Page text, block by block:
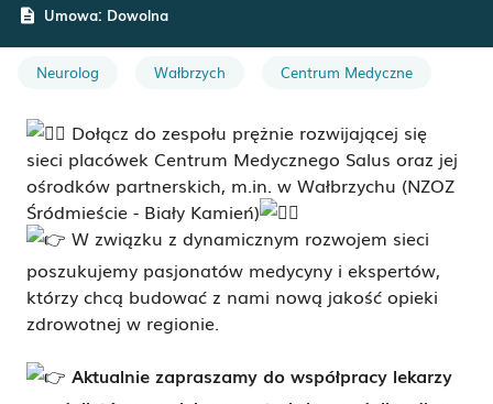
description Umowa: Dowolna
Neurolog Wałbrzych Centrum Medyczne
Dołącz do zespołu prężnie rozwijającej się
sieci placówek Centrum Medycznego Salus oraz jej
ośrodków partnerskich, m.in. w Wałbrzychu (NZOZ
Śródmieście - Biały Kamień)
W związku z dynamicznym rozwojem sieci
poszukujemy pasjonatów medycyny i ekspertów,
którzy chcą budować z nami nową jakość opieki
zdrowotnej w regionie.
Aktualnie zapraszamy do współpracy lekarzy